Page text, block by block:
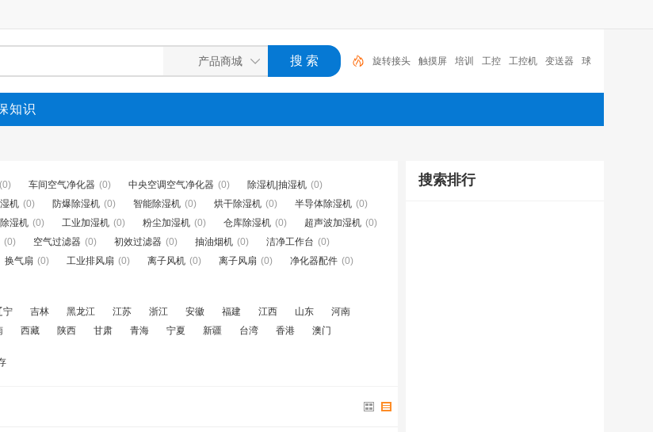
旋转接头 触摸屏 培训 工控 工控机 变送器 球
阀 plc 阀门 西门子PLC
知识
(0) 车间空气净化器 (0) 中央空调空气净化器 (0) 除湿机|抽湿机 (0)
机 (0) 防爆除湿机 (0) 智能除湿机 (0) 烘干除湿机 (0) 半导体除湿机 (0)
湿机 (0) 工业加湿机 (0) 粉尘加湿机 (0) 仓库除湿机 (0) 超声波加湿机 (0)
(0) 空气过滤器 (0) 初效过滤器 (0) 抽油烟机 (0) 洁净工作台 (0)
换气扇 (0) 工业排风扇 (0) 离子风机 (0) 离子风扇 (0) 净化器配件 (0)
宁 吉林 黑龙江 江苏 浙江 安徽 福建 江西 山东
河南
西藏 陕西 甘肃 青海 宁夏 新疆 台湾 香港 澳门
搜索排行